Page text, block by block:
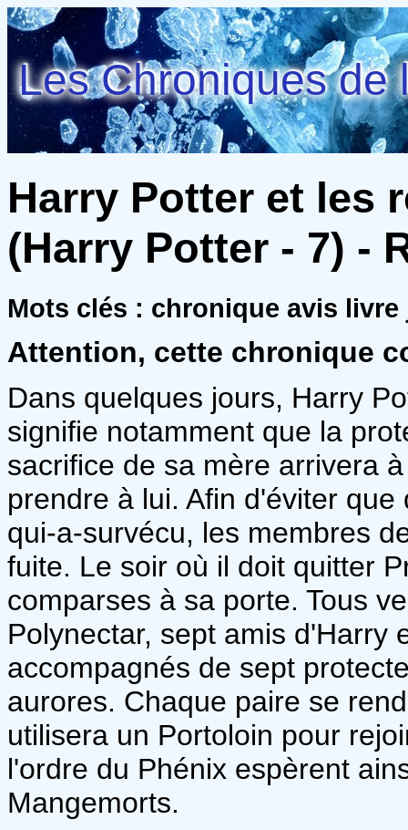
Les Chroniques de
Harry Potter et les
(Harry Potter - 7) -
Mots clés : chronique avis
Attention, cette chronique
Dans quelques jours, Harry
signifie notamment que la
sacrifice de sa mère arrivera
prendre à lui. Afin d'éviter
qui-a-survécu, les membres
fuite. Le soir où il doit quitter
comparses à sa porte. Tous
Polynectar, sept amis d'Harry
accompagnés de sept
aurores. Chaque paire se
utilisera un Portoloin pour
l'ordre du Phénix espèrent
Mangemorts.